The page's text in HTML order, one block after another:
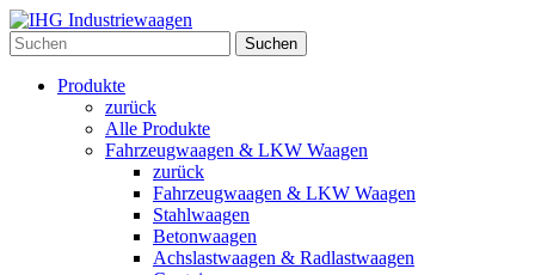
Suchen
Produkte
zurück
Alle Produkte
Fahrzeugwaagen & LKW Waagen
zurück
Fahrzeugwaagen & LKW Waagen
Stahlwaagen
Betonwaagen
Achslastwaagen & Radlastwaagen